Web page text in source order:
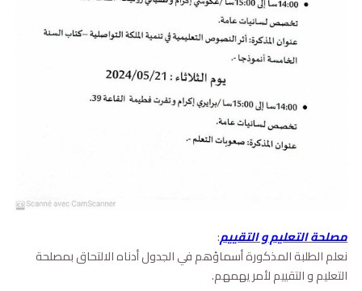
مصلحة التعليم و التقييم:
نعلم الطلبة المذكورة أسماؤهم في الجدول أدناه الالتحاق بمصلحة
التعليم و التقييم لأمر يهمهم.